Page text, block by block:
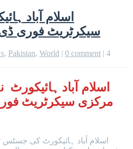
اسلام آباد
سیکرٹریٹ فوری
, Pakistan, World | 0 comment | 4
اسلام آباد
مرکزی سیکرٹریٹ
اسلام آباد ہائیکورٹ کی